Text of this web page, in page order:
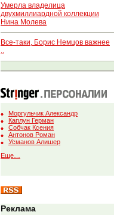
Умерла владелица
двухмиллиардной коллекции
Нина Молева
Все-таки, Борис Немцов важнее
..
Моргульчик Александр
Каплун Герман
Собчак Ксения
Антонов Роман
Усманов Алишер
Еще…
Реклама